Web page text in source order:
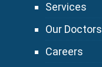
Services
Our Doctors
Careers